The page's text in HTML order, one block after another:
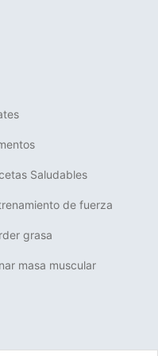
Saludables
de fuerza
grasa
masa muscular